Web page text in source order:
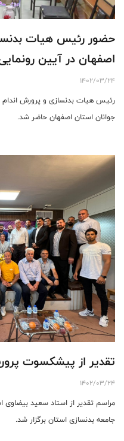
حضور رئیس هیات
اصفهان در آیین
1402/03/24
رئیس هیات بدنسازی و پرورش اندام
جوانان استان اصفهان حاضر شد.
تقدیر از پیشکسوت
1402/03/24
مراسم تقدیر از استاد سعید
جامعه بدنسازی استان برگزار شد.